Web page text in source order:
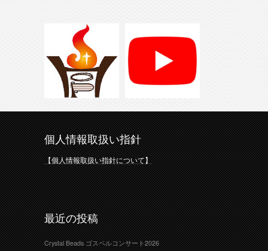
個人情報取扱い指針
【個人情報取扱い指針について】
最近の投稿
Crystal Beads ゴスペルコンサート2026